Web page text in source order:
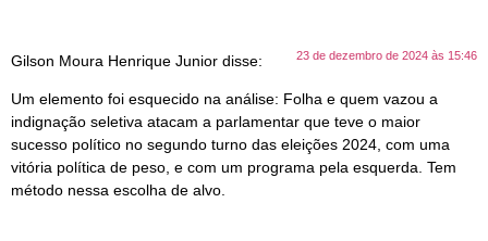
Gilson Moura Henrique Junior disse: 23 de dezembro de 2024 às 15:46
Um elemento foi esquecido na análise: Folha e quem vazou a
indignação seletiva atacam a parlamentar que teve o maior
sucesso político no segundo turno das eleições 2024, com uma
vitória política de peso, e com um programa pela esquerda. Tem
método nessa escolha de alvo.